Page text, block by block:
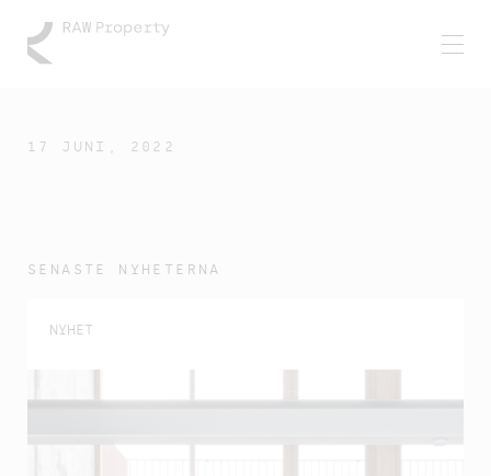
17 JUNI, 2022
SENASTE NYHETERNA
NYHET